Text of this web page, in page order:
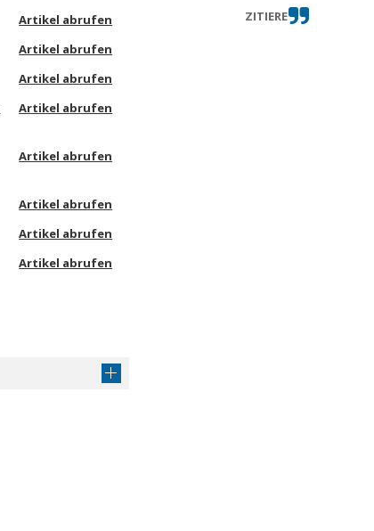
Artikel abrufen
Artikel abrufen
Artikel abrufen
Artikel abrufen
Artikel abrufen
Artikel abrufen
Artikel abrufen
Artikel abrufen
ZITIERE